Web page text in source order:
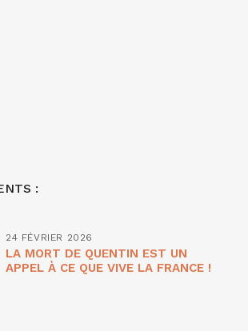
:
24 FÉVRIER 2026
LA MORT DE QUENTIN EST UN
APPEL À CE QUE VIVE LA FRANCE !